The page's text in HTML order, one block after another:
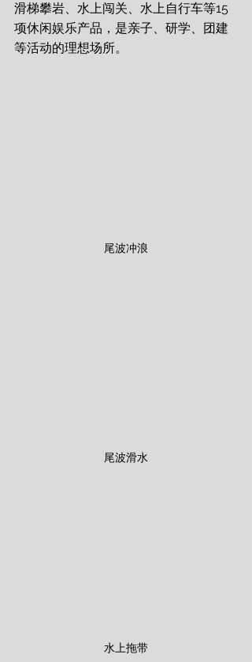
滑梯攀岩、水上闯关、水上自行车等15
项休闲娱乐产品，是亲子、研学、团建
等活动的理想场所。
尾波冲浪
尾波滑水
水上拖带